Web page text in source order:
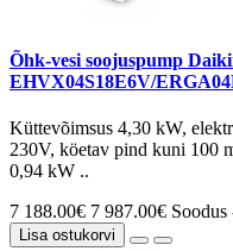
Õhk-vesi soojuspump
EHVX04S18E6V/
Küttevõimsus 4,30 kW,
230V, köetav pind kuni 100
0,94 kW ..
7 188.00€ 7 987.00€ Soodus
Lisa ostukorvi